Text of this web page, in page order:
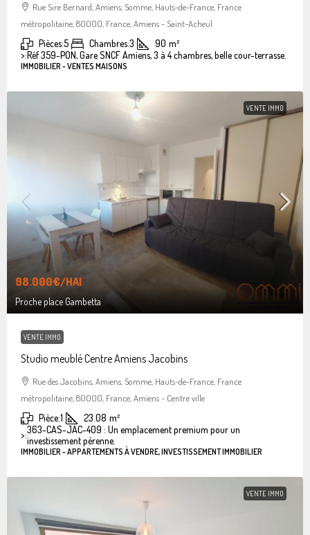
Rue Sire Bernard, Amiens, Somme, Hauts-de-France, France
métropolitaine, 80000, France, Amiens - Saint-Acheul
Pièces:5 Chambres:3 90 m²
>:Réf 359-PON, Gare SNCF Amiens, 3 à 4 chambres, belle cour-terrasse.
IMMOBILIER - VENTES MAISONS
VENTE IMMO
98.000€/HAI
Proche place Gambetta
VENTE IMMO
Studio meublé Centre Amiens Jacobins
Rue des Jacobins, Amiens, Somme, Hauts-de-France, France
métropolitaine, 80000, France, Amiens - Centre ville
Pièce:1 23.08 m²
>:363-CAS-JAC-409 : Un emplacement premium pour un
investissement pérenne.
IMMOBILIER - APPARTEMENTS À VENDRE, INVESTISSEMENT IMMOBILIER
VENTE IMMO